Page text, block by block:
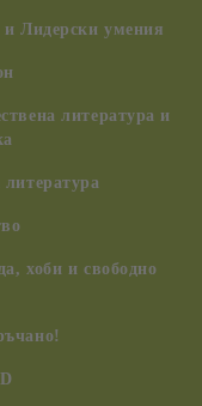
и Лидерски умения
литература и
литература
хоби и свободно